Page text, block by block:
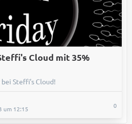
Cloud mit 35%
Steffi's Cloud!
um 12:15
0